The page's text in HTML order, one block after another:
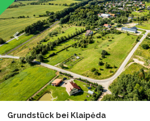
Grundstück bei Klaipėda